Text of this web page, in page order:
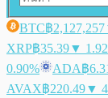
BTC฿2,127,257
XRP฿35.39▼
0.90%
ADA฿
AVAX฿220.49▼